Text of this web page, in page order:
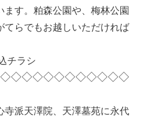
す。粕森公園や、梅林公園
てらでもお越しいただければ
チラシ
寺派天澤院、天澤墓苑に永代